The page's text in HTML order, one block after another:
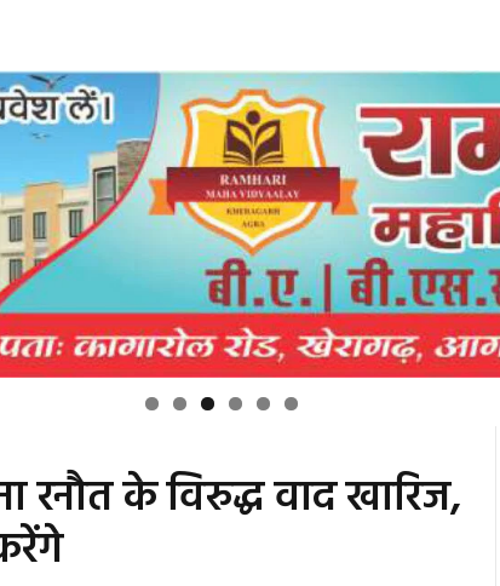
रनौत के विरुद्ध वाद खारिज,